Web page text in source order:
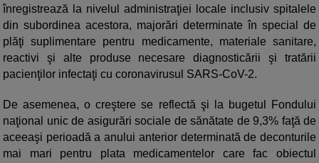
înregistrează la nivelul administraţiei locale inclusiv spitalele
din subordinea acestora, majorări determinate în special de
plăţi suplimentare pentru medicamente, materiale sanitare,
reactivi şi alte produse necesare diagnosticării şi tratării
pacienţilor infectaţi cu coronavirusul SARS-CoV-2.
De asemenea, o creştere se reflectă şi la bugetul Fondului
naţional unic de asigurări sociale de sănătate de 9,3% faţă de
aceeaşi perioadă a anului anterior determinată de deconturile
mai mari pentru plata medicamentelor care fac obiectul